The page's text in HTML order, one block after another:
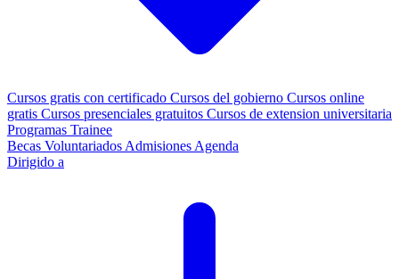
Cursos gratis con certificado Cursos del gobierno Cursos online
gratis Cursos presenciales gratuitos Cursos de extension universitaria
Programas Trainee
Becas Voluntariados Admisiones Agenda
Dirigido a